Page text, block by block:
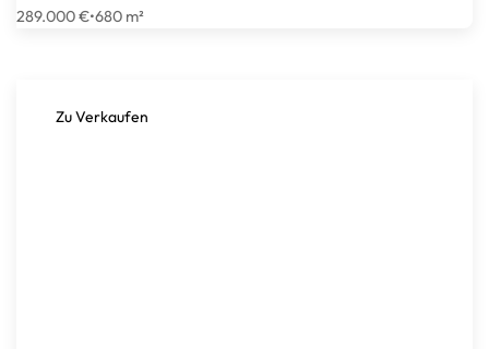
289.000 €•680 m²
Zu Verkaufen